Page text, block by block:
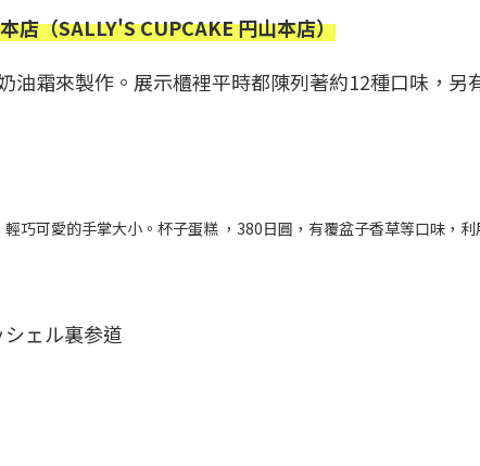
店（SALLY'S CUPCAKE 円山本店）
油霜來製作。展示櫃裡平時都陳列著約12種口味，另
巧可愛的手掌大小。杯子蛋糕 ，380日圓，有覆盆子香草等口味，
ェル裏参道